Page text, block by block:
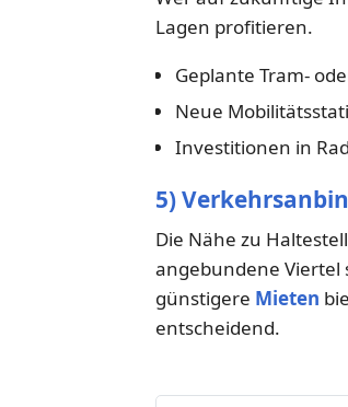
Lagen profitieren.
Geplante Tram-
Neue
Investitionen in
5)
Die Nähe zu
angebundene Viertel
günstigere Mieten
entscheidend.